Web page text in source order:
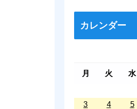
カレンダー
月 火 水
3
4 5